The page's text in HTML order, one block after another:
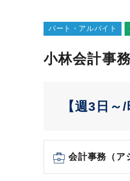
パート・アルバイト
小林会計事
【週3日
会計事務（ア